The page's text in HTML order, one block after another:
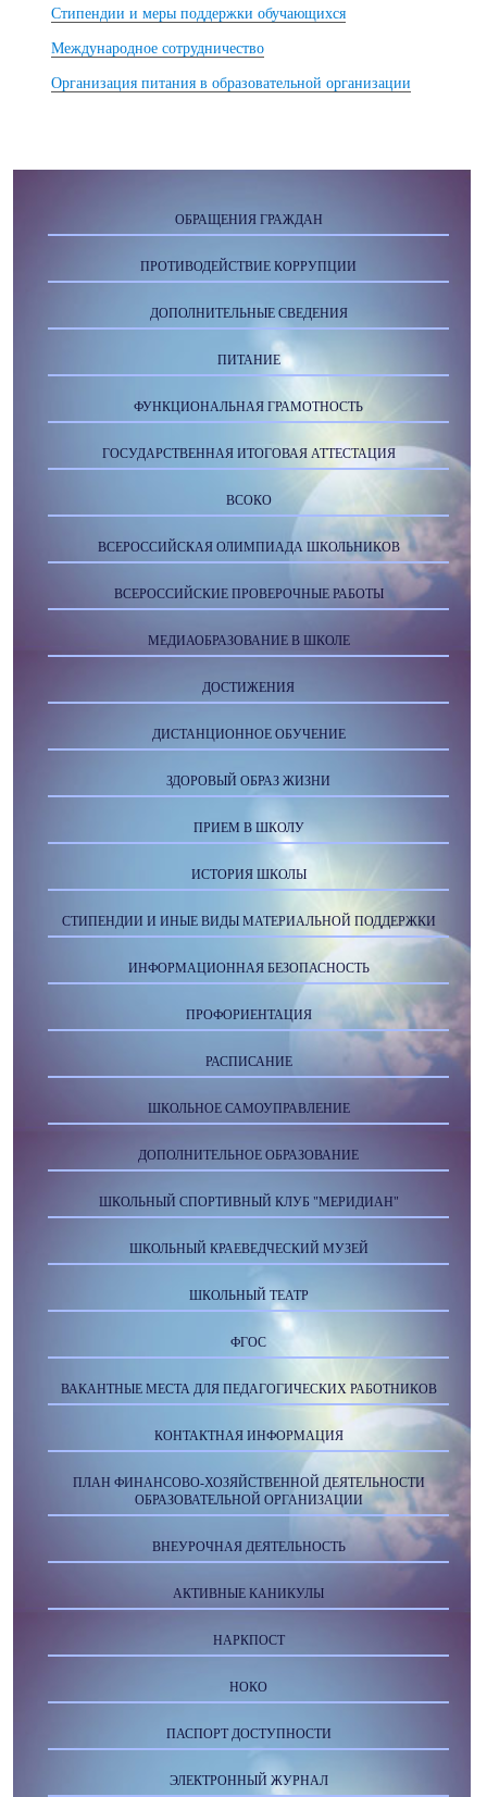
Стипендии и меры поддержки обучающихся
Международное сотрудничество
Организация питания в образовательной организации
ОБРАЩЕНИЯ ГРАЖДАН
ПРОТИВОДЕЙСТВИЕ КОРРУПЦИИ
ДОПОЛНИТЕЛЬНЫЕ СВЕДЕНИЯ
ПИТАНИЕ
ФУНКЦИОНАЛЬНАЯ ГРАМОТНОСТЬ
ГОСУДАРСТВЕННАЯ ИТОГОВАЯ АТТЕСТАЦИЯ
ВСОКО
ВСЕРОССИЙСКАЯ ОЛИМПИАДА ШКОЛЬНИКОВ
ВСЕРОССИЙСКИЕ ПРОВЕРОЧНЫЕ РАБОТЫ
МЕДИАОБРАЗОВАНИЕ В ШКОЛЕ
ДОСТИЖЕНИЯ
ДИСТАНЦИОННОЕ ОБУЧЕНИЕ
ЗДОРОВЫЙ ОБРАЗ ЖИЗНИ
ПРИЕМ В ШКОЛУ
ИСТОРИЯ ШКОЛЫ
СТИПЕНДИИ И ИНЫЕ ВИДЫ МАТЕРИАЛЬНОЙ ПОДДЕРЖКИ
ИНФОРМАЦИОННАЯ БЕЗОПАСНОСТЬ
ПРОФОРИЕНТАЦИЯ
РАСПИСАНИЕ
ШКОЛЬНОЕ САМОУПРАВЛЕНИЕ
ДОПОЛНИТЕЛЬНОЕ ОБРАЗОВАНИЕ
ШКОЛЬНЫЙ СПОРТИВНЫЙ КЛУБ "МЕРИДИАН"
ШКОЛЬНЫЙ КРАЕВЕДЧЕСКИЙ МУЗЕЙ
ШКОЛЬНЫЙ ТЕАТР
ФГОС
ВАКАНТНЫЕ МЕСТА ДЛЯ ПЕДАГОГИЧЕСКИХ РАБОТНИКОВ
КОНТАКТНАЯ ИНФОРМАЦИЯ
ПЛАН ФИНАНСОВО-ХОЗЯЙСТВЕННОЙ ДЕЯТЕЛЬНОСТИ
ОБРАЗОВАТЕЛЬНОЙ ОРГАНИЗАЦИИ
ВНЕУРОЧНАЯ ДЕЯТЕЛЬНОСТЬ
АКТИВНЫЕ КАНИКУЛЫ
НАРКПОСТ
НОКО
ПАСПОРТ ДОСТУПНОСТИ
ЭЛЕКТРОННЫЙ ЖУРНАЛ